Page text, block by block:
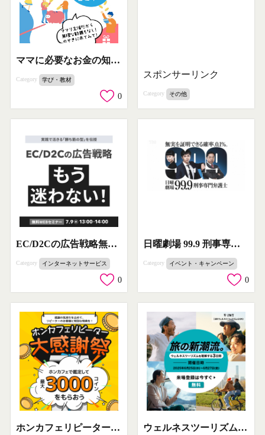
ママに必要なお金の知識を学べる顔出し不要のオンラインセミナー
Category 学び・教材
0
スポンサーリンク
Category その他
EC/D2Cの広告戦略無料WEBセミナー
Category インターネットサービス
0
日曜劇場 99.9 刑事専門弁護士
Category イベント・キャンペーン
0
ホンカフェリピーター大感謝祭 ウェルネスツーリズム EXPO